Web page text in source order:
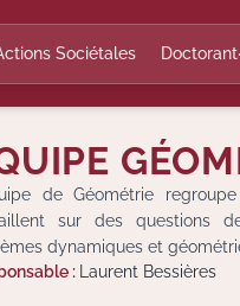
Sociétales
de Géométrie
sur des questions
dynamiques et
:
Laurent Bessières